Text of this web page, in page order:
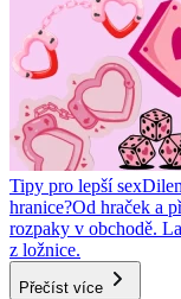
Tipy pro lepší sex
hranice?Od hraček a
rozpaky v obchodě.
z ložnice.
Přečíst více